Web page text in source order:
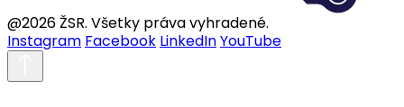
@2026 ŽSR. Všetky práva vyhradené.
Instagram Facebook LinkedInYouTube